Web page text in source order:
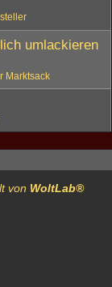
umlackieren
Marktsack
von WoltLab®